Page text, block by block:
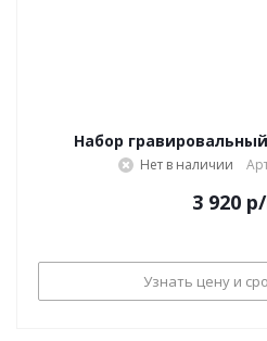
Набор
Нет в наличии
3 920 р
Узнать цену и